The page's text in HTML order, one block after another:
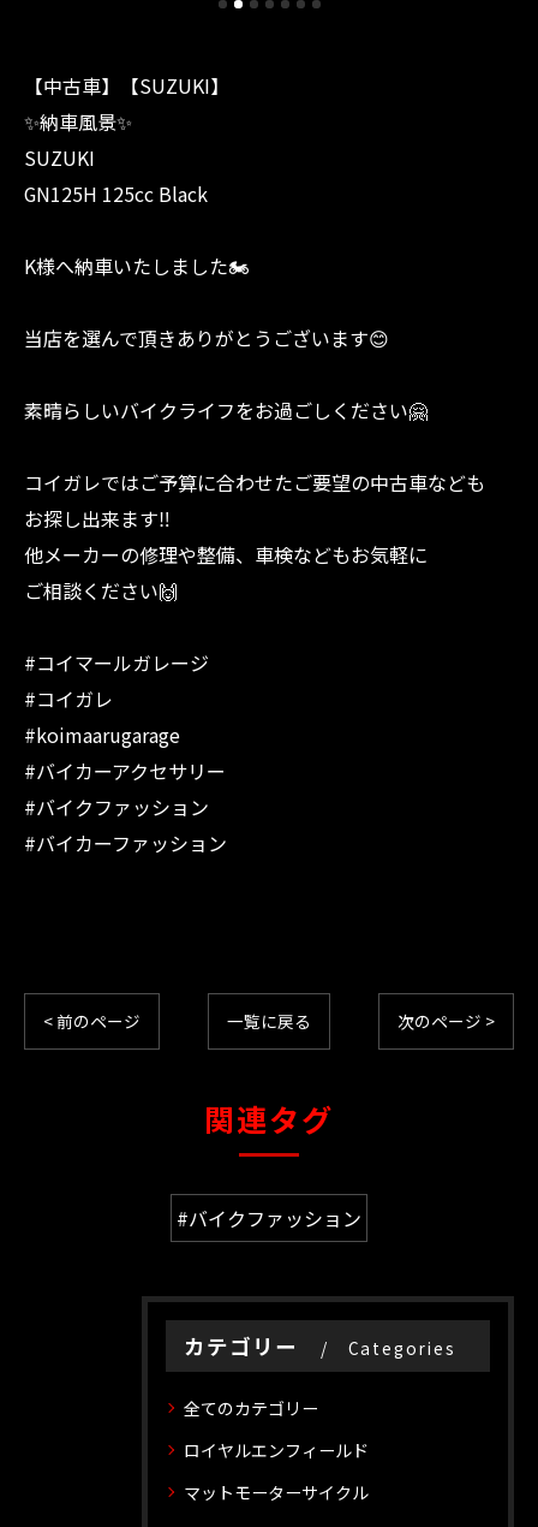
【中古車】【SUZUKI】
✨納車風景✨
SUZUKI
GN125H 125cc Black
K様へ納車いたしました🏍️
当店を選んで頂きありがとうございます😊
素晴らしいバイクライフをお過ごしください🤗
コイガレではご予算に合わせたご要望の中古車なども
お探し出来ます‼︎
他メーカーの修理や整備、車検などもお気軽に
ご相談ください🙌
#コイマールガレージ
#コイガレ
#koimaarugarage
#バイカーアクセサリー
#バイクファッション
#バイカーファッション
< 前のページ 一覧に戻る 次のページ >
関連タグ
#バイクファッション
カテゴリー Categories
全てのカテゴリー
ロイヤルエンフィールド
マットモーターサイクル